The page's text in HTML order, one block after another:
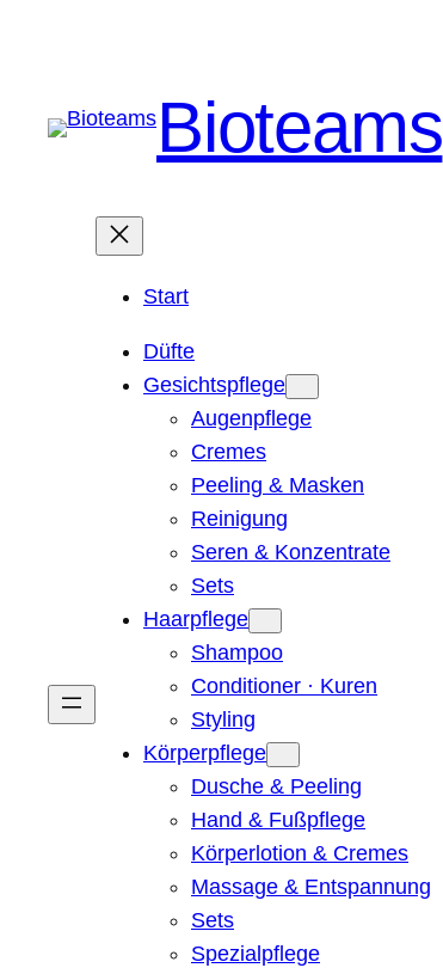
Bioteams
Start
Düfte
Gesichtspflege
Augenpflege
Cremes
Peeling & Masken
Reinigung
Seren & Konzentrate
Sets
Haarpflege
Shampoo
Conditioner · Kuren
Styling
Körperpflege
Dusche & Peeling
Hand & Fußpflege
Körperlotion & Cremes
Massage & Entspannung
Sets
Spezialpflege